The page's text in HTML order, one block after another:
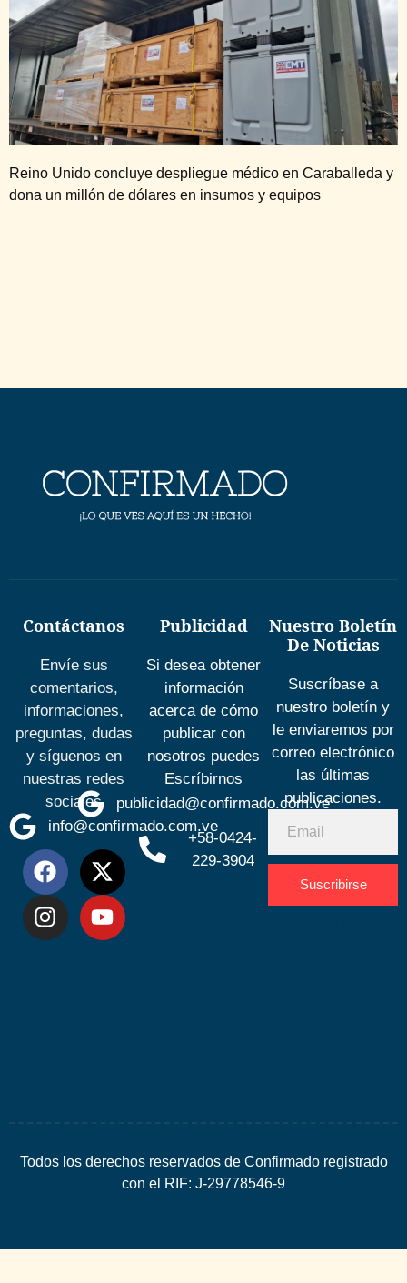
Reino Unido concluye despliegue médico en Caraballeda y
dona un millón de dólares en insumos y equipos
Contáctanos
Envíe sus
comentarios,
informaciones,
preguntas, dudas
y síguenos en
nuestras redes
sociales
info@confirmado.com.ve
Publicidad
Si desea obtener
información
acerca de cómo
publicar con
nosotros puedes
Escríbirnos
publicidad@confirmado.com.ve
+58-0424-
229-3904
Nuestro Boletín
De Noticias
Suscríbase a
nuestro boletín y
le enviaremos por
correo electrónico
las últimas
publicaciones.
Suscribirse
Todos los derechos reservados de Confirmado registrado
con el RIF: J-29778546-9